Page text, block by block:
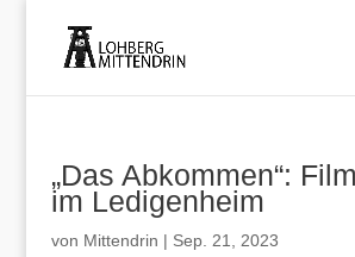
„Das Abkommen“:
im Ledigenheim
von Mittendrin | Sep. 21, 2023